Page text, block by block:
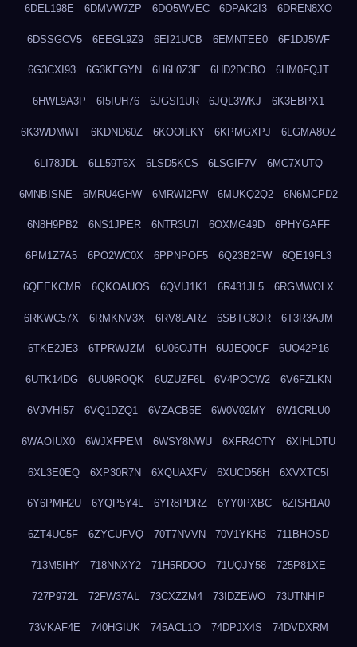
6DEL198E 6DMVW7ZP 6DO5WVEC 6DPAK2I3 6DREN8XO
6DSSGCV5 6EEGL9Z9 6EI21UCB 6EMNTEE0 6F1DJ5WF
6G3CXI93 6G3KEGYN 6H6L0Z3E 6HD2DCBO 6HM0FQJT
6HWL9A3P 6I5IUH76 6JGSI1UR 6JQL3WKJ 6K3EBPX1
6K3WDMWT 6KDND60Z 6KOOILKY 6KPMGXPJ 6LGMA8OZ
6LI78JDL 6LL59T6X 6LSD5KCS 6LSGIF7V 6MC7XUTQ
6MNBISNE 6MRU4GHW 6MRWI2FW 6MUKQ2Q2 6N6MCPD2
6N8H9PB2 6NS1JPER 6NTR3U7I 6OXMG49D 6PHYGAFF
6PM1Z7A5 6PO2WC0X 6PPNPOF5 6Q23B2FW 6QE19FL3
6QEEKCMR 6QKOAUOS 6QVIJ1K1 6R431JL5 6RGMWOLX
6RKWC57X 6RMKNV3X 6RV8LARZ 6SBTC8OR 6T3R3AJM
6TKE2JE3 6TPRWJZM 6U06OJTH 6UJEQ0CF 6UQ42P16
6UTK14DG 6UU9ROQK 6UZUZF6L 6V4POCW2 6V6FZLKN
6VJVHI57 6VQ1DZQ1 6VZACB5E 6W0V02MY 6W1CRLU0
6WAOIUX0 6WJXFPEM 6WSY8NWU 6XFR4OTY 6XIHLDTU
6XL3E0EQ 6XP30R7N 6XQUAXFV 6XUCD56H 6XVXTC5I
6Y6PMH2U 6YQP5Y4L 6YR8PDRZ 6YY0PXBC 6ZISH1A0
6ZT4UC5F 6ZYCUFVQ 70T7NVVN 70V1YKH3 711BHOSD
713M5IHY 718NNXY2 71H5RDOO 71UQJY58 725P81XE
727P972L 72FW37AL 73CXZZM4 73IDZEWO 73UTNHIP
73VKAF4E 740HGIUK 745ACL1O 74DPJX4S 74DVDXRM